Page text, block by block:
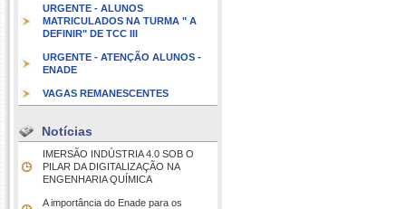
URGENTE - ALUNOS
MATRICULADOS NA TURMA " A
DEFINIR" DE TCC III
URGENTE - ATENÇÃO ALUNOS -
ENADE
VAGAS REMANESCENTES
Notícias
IMERSÃO INDÚSTRIA 4.0 SOB O
PILAR DA DIGITALIZAÇÃO NA
ENGENHARIA QUÍMICA
A importância do Enade para os